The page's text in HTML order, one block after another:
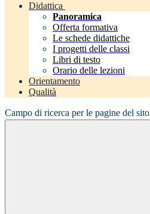
Didattica
Panoramica
Offerta formativa
Le schede didattiche
I progetti delle classi
Libri di testo
Orario delle lezioni
Orientamento
Qualità
Campo di ricerca per le pagine del sito